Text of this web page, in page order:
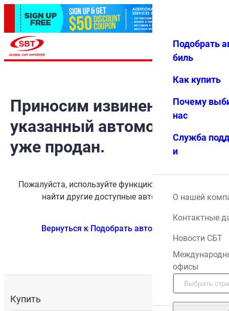
Избранн
Меню
Подобрать
биль
Как купить
Почему
нас
Служба
и
О нашей
Контактные
Новости СБТ
офисы
Приносим извинения, но
указанный автомобиль
уже продан.
Пожалуйста, используйте функцию поиска, чтобы
найти другие доступные автомобили.
Вернуться к Подобрать автомобиль
Купить